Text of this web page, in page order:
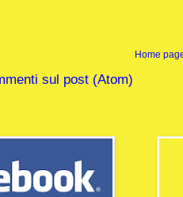
Home
sul post (Atom)